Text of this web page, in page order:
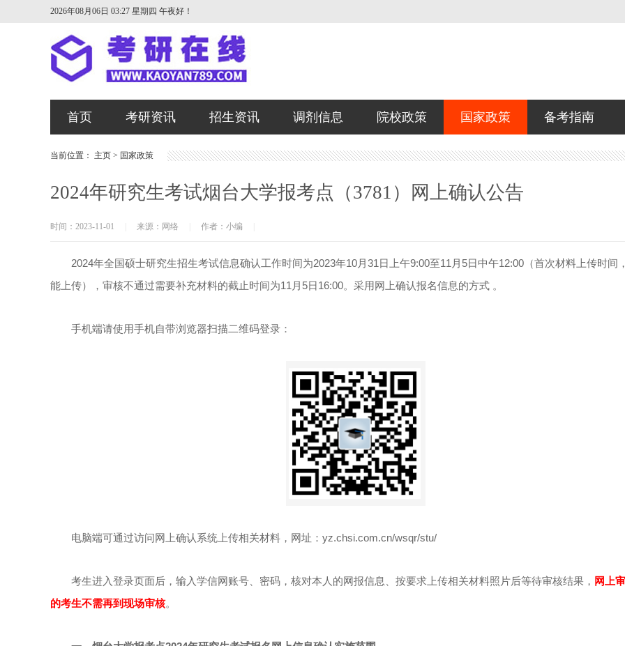
2026年08月06日 03:27 星期四 午夜好！
首页 考研资讯 招生资讯 调剂信息 院校政策 国家政策 备考指南
当前位置： 主页 > 国家政策
2024年研究生考试烟台大学报考点（3781）网上确认公告
时间：2023-11-01 来源：网络 作者：小编
2024年全国硕士研究生招生考试信息确认工作时间为2023年10月31日上午9:00至11月5日中午12:00（首次材料上传时间
能上传），审核不通过需要补充材料的截止时间为11月5日16:00。采用网上确认报名信息的方式 。
手机端请使用手机自带浏览器扫描二维码登录：
电脑端可通过访问网上确认系统上传相关材料，网址：yz.chsi.com.cn/wsqr/stu/
考生进入登录页面后，输入学信网账号、密码，核对本人的网报信息、按要求上传相关材料照片后等待审核结果， 网上
的考生不需再到现场审核。